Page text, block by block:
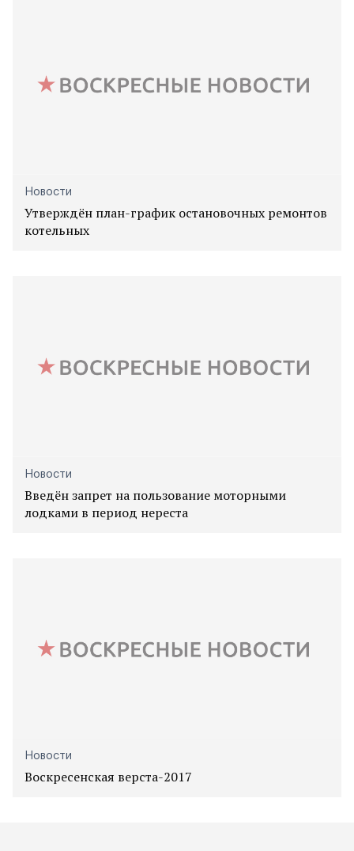
Новости
Утверждён план-график остановочных ремонтов
котельных
Новости
Введён запрет на пользование моторными
лодками в период нереста
Новости
Воскресенская верста-2017